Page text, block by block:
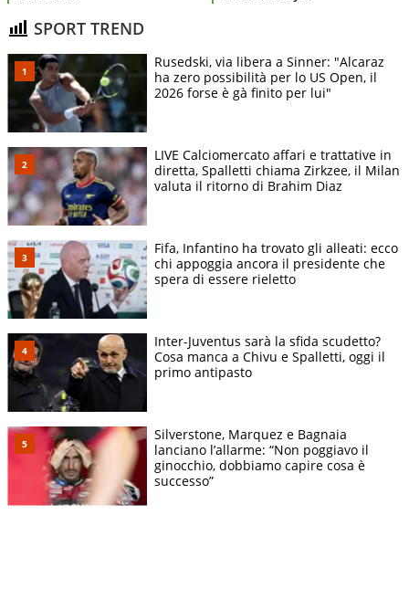
SPORT TREND
Rusedski, via libera a Sinner: "Alcaraz
ha zero possibilità per lo US Open, il
2026 forse è gà finito per lui"
LIVE Calciomercato affari e trattative in
diretta, Spalletti chiama Zirkzee, il Milan
valuta il ritorno di Brahim Diaz
Fifa, Infantino ha trovato gli alleati: ecco
chi appoggia ancora il presidente che
spera di essere rieletto
Inter-Juventus sarà la sfida scudetto?
Cosa manca a Chivu e Spalletti, oggi il
primo antipasto
Silverstone, Marquez e Bagnaia
lanciano l’allarme: “Non poggiavo il
ginocchio, dobbiamo capire cosa è
successo”